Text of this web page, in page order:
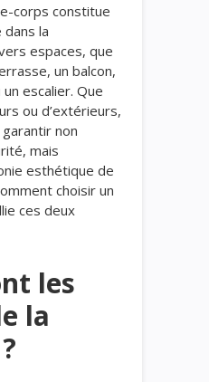
corps constitue
dans la
espaces, que
un balcon,
escalier. Que
ou d’extérieurs,
non
mais
esthétique de
choisir un
ces deux
les
la